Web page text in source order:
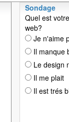
Sondage
Quel est
web?
Je n'aime
Il manque
Le design
Il me plait
Il est trés